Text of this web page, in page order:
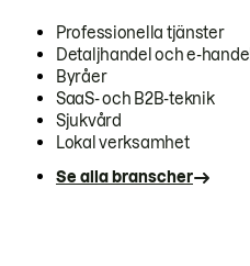
Professionella tjänster
Detaljhandel och e-handel
Byråer
SaaS- och B2B-teknik
Sjukvård
Lokal verksamhet
Se alla branscher